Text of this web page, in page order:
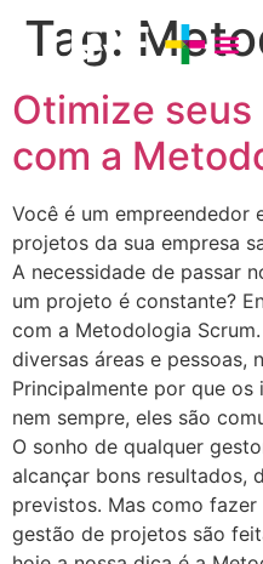
Tag:
Otimize
com a
Você é um empreendedor
projetos da sua empresa
A necessidade de passar
um projeto é constante?
com a Metodologia
diversas áreas e pessoas,
Principalmente por que
nem sempre, eles são
O sonho de qualquer
alcançar bons resultados,
previstos. Mas como
gestão de projetos são